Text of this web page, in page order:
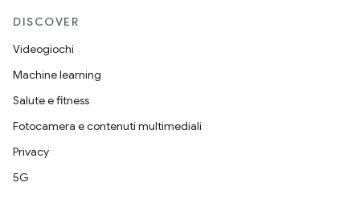
DISCOVER
Videogiochi
Machine learning
Salute e fitness
Fotocamera e contenuti multimediali
Privacy
5G